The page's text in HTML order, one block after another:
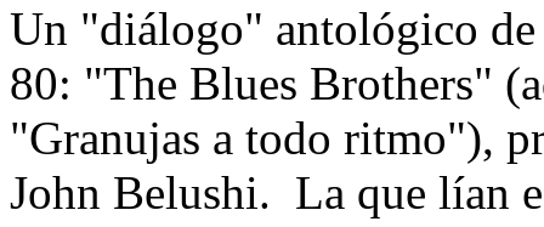
Un "diálogo" antológico
80: "The Blues Brothers"
"Granujas a todo ritmo"),
John Belushi. La que lían